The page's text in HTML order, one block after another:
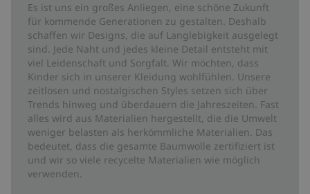
Es ist uns ein großes Anliegen, eine schöne Zukunft
für kommende Generationen zu gestalten. Deshalb
schaffen wir Designs, die auf Langlebigkeit ausgelegt
sind. Jede Naht und jedes kleine Detail entsteht mit
viel Leidenschaft und Sorgfalt. Wir möchten, dass
Kinder sich in unserer Kleidung wohlfühlen. Unsere
zeitlosen und nostalgischen Styles setzen sich über
Trends hinweg und überdauern die Jahreszeiten. Fast
alles wird aus Materialien hergestellt, die die Umwelt
weniger belasten als herkömmliche Materialien. Das
bedeutet, dass die gesamte Baumwolle zertifiziert ist
und wir so viele recycelte Materialien wie möglich
verwenden.